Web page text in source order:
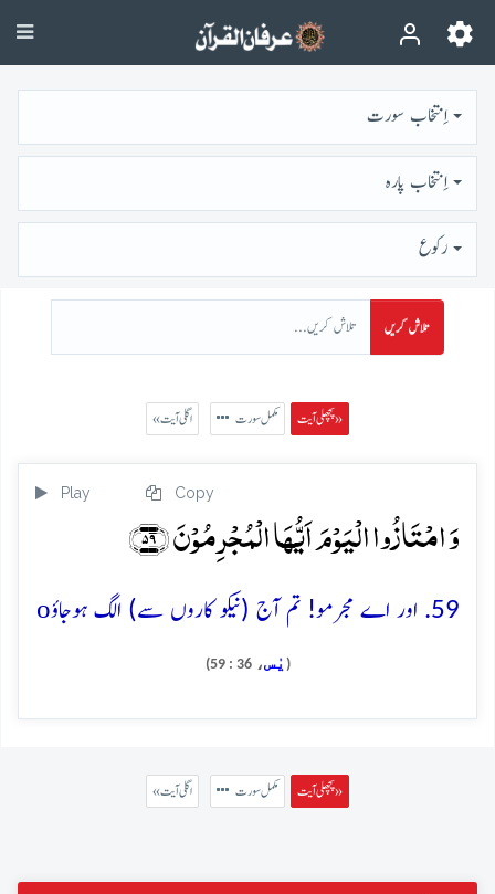
اِنتخاب سورت
اِنتخاب پارہ
رُكوع
تلاش کریں
پچھلی آیت » مکمل سورت « اگلی آیت
Play Copy
وَ امۡتَازُوا الۡیَوۡمَ اَیُّہَا الۡمُجۡرِمُوۡنَ ﴿۵۹﴾
59. اور اے مجرمو! تم آج (نیکو کاروں سے) الگ ہوجاؤ o
( يٰس، 36 : 59)
پچھلی آیت » مکمل سورت « اگلی آیت